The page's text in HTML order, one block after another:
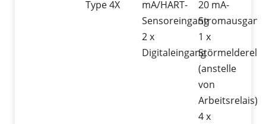
Type 4X
mA/HART-
Sensoreingang
2 x
Digitaleingang
20 mA-
Stromausgang
1 x
(anstelle
von
Arbeitsrelais)
4 x